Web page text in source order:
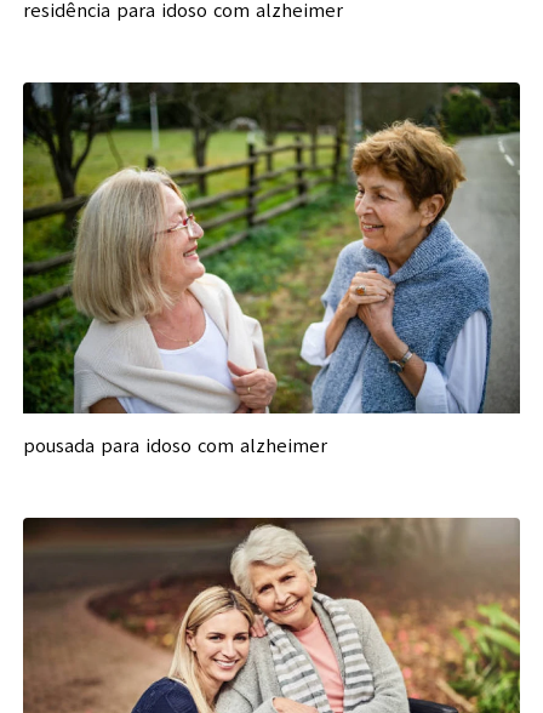
residência para idoso com alzheimer
pousada para idoso com alzheimer